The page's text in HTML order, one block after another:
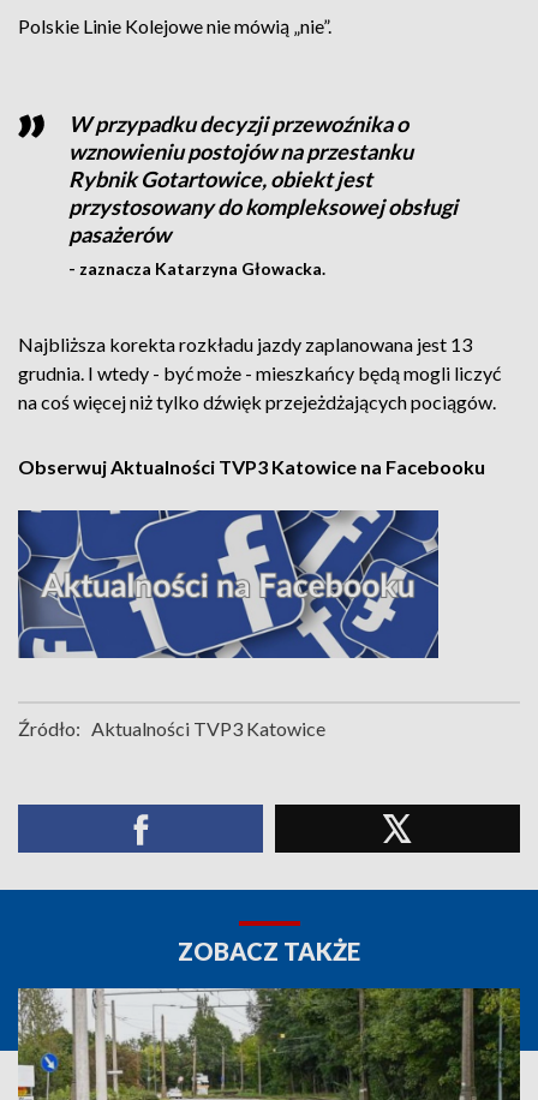
Polskie Linie Kolejowe nie mówią „nie”.
W przypadku decyzji przewoźnika o
wznowieniu postojów na przestanku
Rybnik Gotartowice, obiekt jest
przystosowany do kompleksowej obsługi
pasażerów
- zaznacza Katarzyna Głowacka.
Najbliższa korekta rozkładu jazdy zaplanowana jest 13
grudnia. I wtedy - być może - mieszkańcy będą mogli liczyć
na coś więcej niż tylko dźwięk przejeżdżających pociągów.
Obserwuj Aktualności TVP3 Katowice na Facebooku
Źródło: Aktualności TVP3 Katowice
ZOBACZ TAKŻE